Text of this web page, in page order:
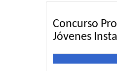
Concurso
Jóvenes